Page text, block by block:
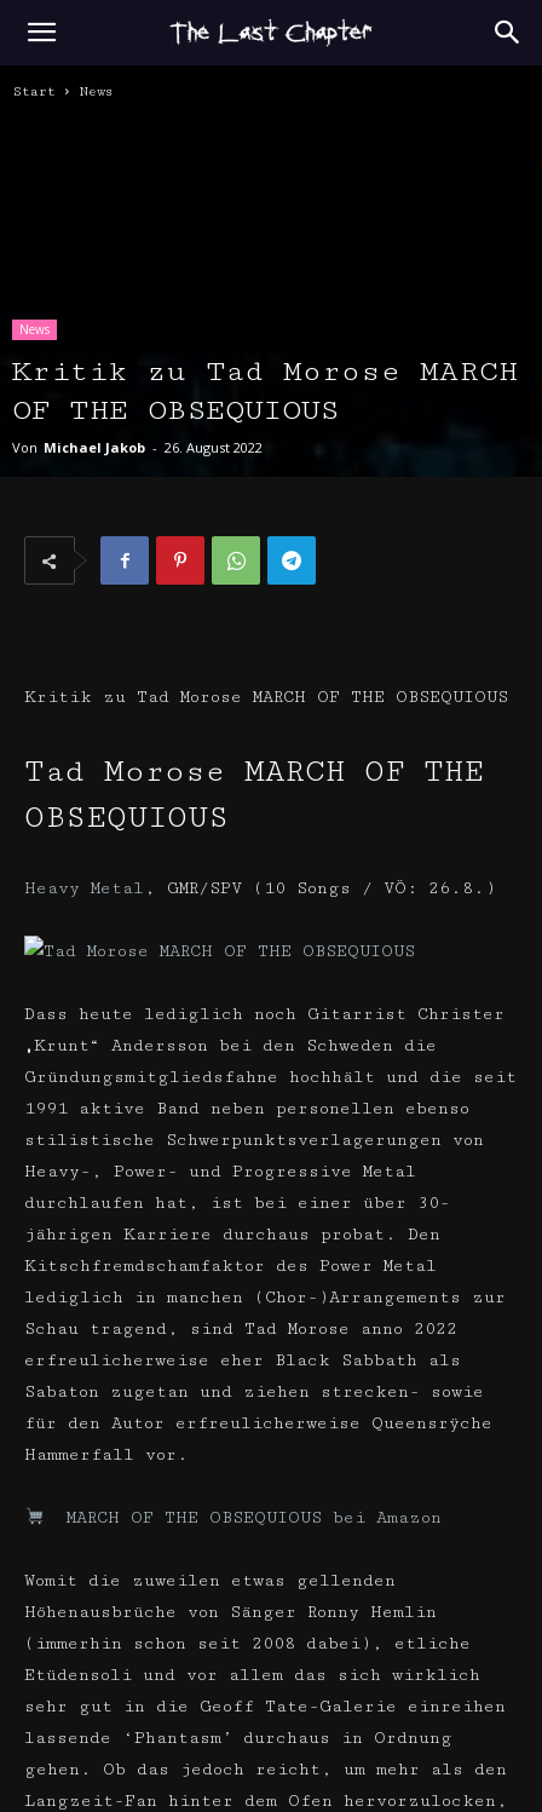
Start News
News
Kritik zu Tad Morose MARCH
OF THE OBSEQUIOUS
Von Michael Jakob - 26. August 2022
Kritik zu Tad Morose MARCH OF THE OBSEQUIOUS
Tad Morose MARCH OF THE
OBSEQUIOUS
Heavy Metal , GMR/SPV (10 Songs / VÖ: 26.8.)
Dass heute lediglich noch Gitarrist Christer
„Krunt“ Andersson bei den Schweden die
Gründungsmitgliedsfahne hochhält und die seit
1991 aktive Band neben personellen ebenso
stilistische Schwerpunktsverlagerungen von
Heavy-, Power- und Progressive Metal
durchlaufen hat, ist bei einer über 30-
jährigen Karriere durchaus probat. Den
Kitschfremdschamfaktor des Power Metal
lediglich in manchen (Chor-)Arrangements zur
Schau tragend, sind Tad Morose anno 2022
erfreulicherweise eher Black Sabbath als
Sabaton zugetan und ziehen strecken- sowie
für den Autor erfreulicherweise Queensrÿche
Hammerfall vor.
MARCH OF THE OBSEQUIOUS bei Amazon
Womit die zuweilen etwas gellenden
Höhenausbrüche von Sänger Ronny Hemlin
(immerhin schon seit 2008 dabei), etliche
Etüdensoli und vor allem das sich wirklich
sehr gut in die Geoff Tate-Galerie einreihen
lassende ‘Phantasm’ durchaus in Ordnung
gehen. Ob das jedoch reicht, um mehr als den
Langzeit-Fan hinter dem Ofen hervorzulocken,